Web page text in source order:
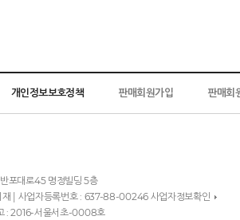
개인정보보호정책 판매회원가입 판매회
포대로45 명정빌딩 5층
재 | 사업자등록번호 : 637-88-00246 사업자정보확인
: 2016-서울서초-0008호